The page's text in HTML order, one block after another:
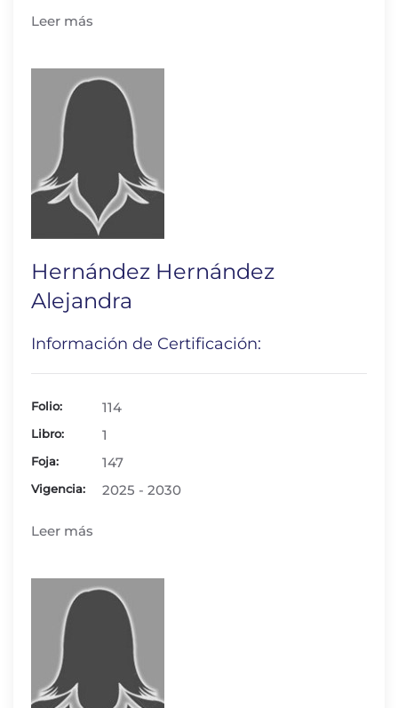
Leer más
Hernández Hernández
Alejandra
Información de Certificación:
Folio: 114
Libro: 1
Foja: 147
Vigencia: 2025 - 2030
Leer más